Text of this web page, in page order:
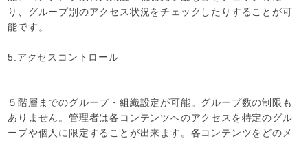
り、グループ別のアクセス状況をチェックしたりすることが可
能です。
5.アクセスコントロール
５階層までのグループ・組織設定が可能。グループ数の制限も
ありません。管理者は各コンテンツへのアクセスを特定のグル
ープや個人に限定することが出来ます。各コンテンツをどのメ